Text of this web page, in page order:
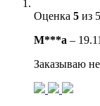
Оценка 5 из 5
М***а –
Заказываю